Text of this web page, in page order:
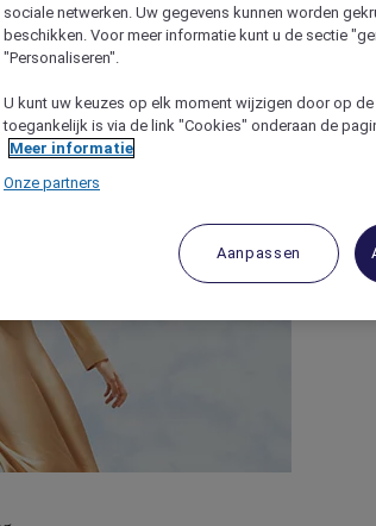
maakt
sociale netwerken. Uw gegevens kunnen worden
beschikken. Voor meer informatie kunt u de sectie
"Personaliseren".
U kunt uw keuzes op elk moment wijzigen door op
toegankelijk is via de link "Cookies" onderaan de
Meer informatie
Onze partners
Aanpassen